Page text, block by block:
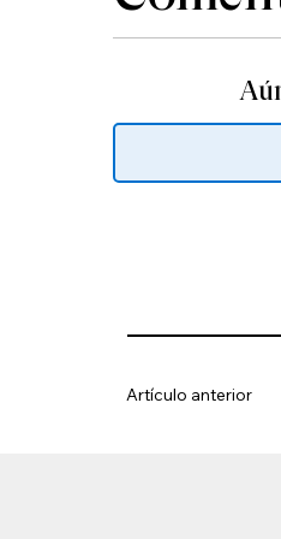
Artículo anterior